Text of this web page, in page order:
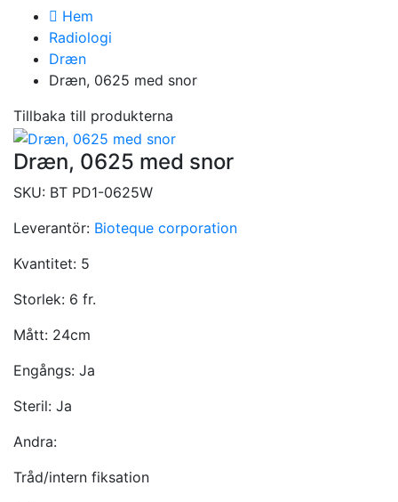
Hem
Radiologi
Dræn
Dræn, 0625 med snor
Tillbaka till produkterna
Dræn, 0625 med snor
SKU: BT PD1-0625W
Leverantör: Bioteque corporation
Kvantitet: 5
Storlek: 6 fr.
Mått: 24cm
Engångs: Ja
Steril: Ja
Andra:
Tråd/intern fiksation